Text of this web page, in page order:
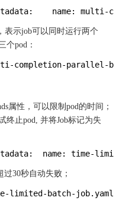
name:
表示job可以同时运行两个
个pod：
completion-
属性，可以限制pod的时间；
终止pod, 并将Job标记为失
name:
过30秒自动失败；
limited-batch-